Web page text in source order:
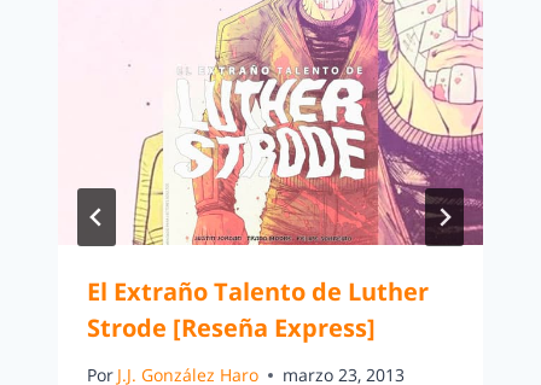
El Extraño Talento de Luther
Strode [Reseña Express]
Por J.J. González Haro marzo 23, 2013